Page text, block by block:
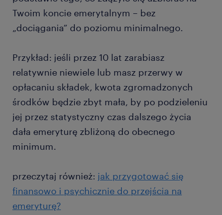
Twoim koncie emerytalnym – bez
„dociągania” do poziomu minimalnego.
Przykład: jeśli przez 10 lat zarabiasz
relatywnie niewiele lub masz przerwy w
opłacaniu składek, kwota zgromadzonych
środków będzie zbyt mała, by po podzieleniu
jej przez statystyczny czas dalszego życia
dała emeryturę zbliżoną do obecnego
minimum.
przeczytaj również: jak przygotować się
finansowo i psychicznie do przejścia na
emeryturę?